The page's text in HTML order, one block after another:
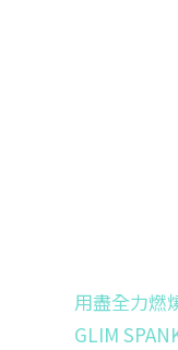
用盡全力燃
GLIM